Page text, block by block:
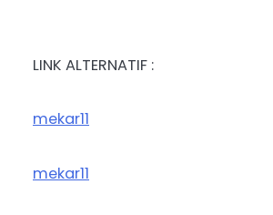
LINK ALTERNATIF :
mekar11
mekar11